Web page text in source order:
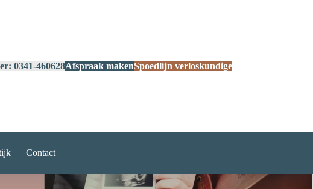
0341-460628Afspraak makenSpoedlijn verloskundige
Contact